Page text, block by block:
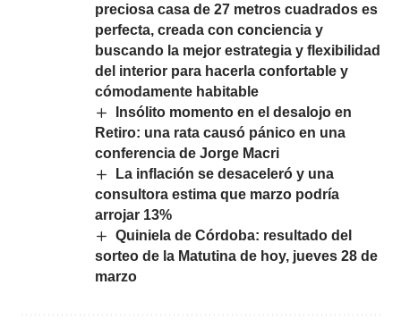
preciosa casa de 27 metros cuadrados es
perfecta, creada con conciencia y
buscando la mejor estrategia y flexibilidad
del interior para hacerla confortable y
cómodamente habitable
Insólito momento en el desalojo en
Retiro: una rata causó pánico en una
conferencia de Jorge Macri
La inflación se desaceleró y una
consultora estima que marzo podría
arrojar 13%
Quiniela de Córdoba: resultado del
sorteo de la Matutina de hoy, jueves 28 de
marzo